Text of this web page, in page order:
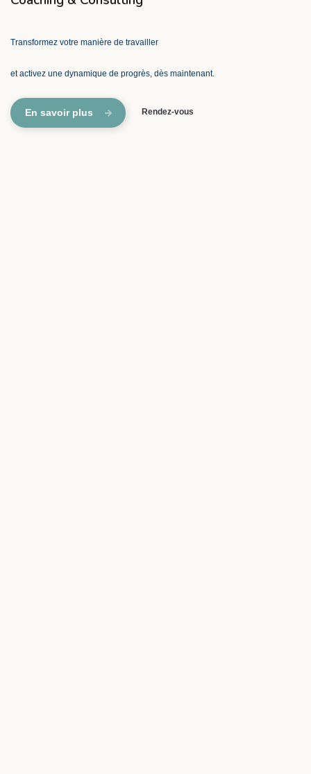
Transformez votre manière de travailler
et activez une dynamique de progrès, dès maintenant.
En savoir plus Rendez-vous